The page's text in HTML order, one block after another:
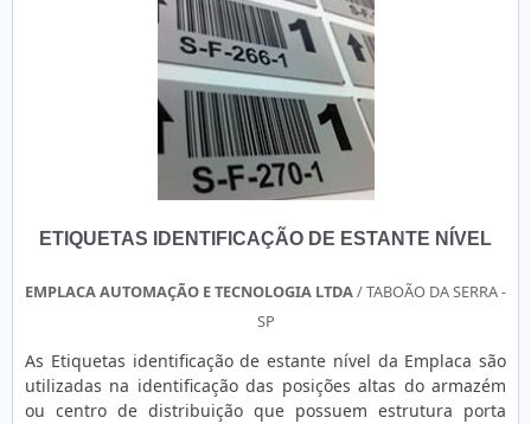
ETIQUETAS IDENTIFICAÇÃO DE ESTANTE NÍVEL
EMPLACA AUTOMAÇÃO E TECNOLOGIA LTDA/ TABOÃO DA SERRA -
SP
As Etiquetas identificação de estante nível da Emplaca são
utilizadas na identificação das posições altas do armazém
ou centro de distribuição que possuem estrutura porta